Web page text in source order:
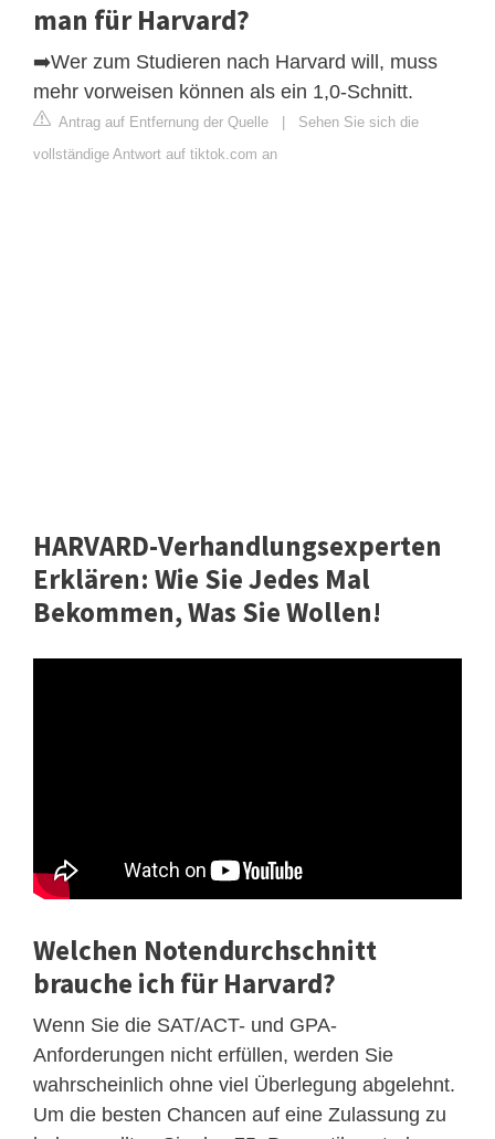
man für Harvard?
➡️Wer zum Studieren nach Harvard will, muss
mehr vorweisen können als ein 1,0-Schnitt.
Antrag auf Entfernung der Quelle
Sehen Sie sich die
vollständige Antwort auf tiktok.com an
HARVARD-Verhandlungsexperten
Erklären: Wie Sie Jedes Mal
Bekommen, Was Sie Wollen!
Welchen Notendurchschnitt
brauche ich für Harvard?
Wenn Sie die SAT/ACT- und GPA-
Anforderungen nicht erfüllen, werden Sie
wahrscheinlich ohne viel Überlegung abgelehnt.
Um die besten Chancen auf eine Zulassung zu